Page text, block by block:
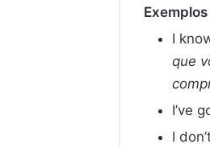
Exemplos
I
que
I’ve
I